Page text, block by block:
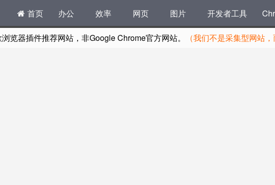
首页 办公 效率 网页 图片 开发者工具
览器插件推荐网站，非Google Chrome官方网站。 （我们不是采集型网站